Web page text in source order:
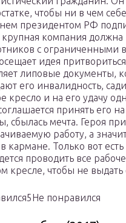
чтобы ни в чем
президентом РФ
крупная компания должна
с ограниченными
идея
липовые документы,
его инвалидность,
кресло и на его удачу
принять его на
сбылась мечта. Героя
работу, а
кармане. Только вот
проводить все
кресле, чтобы не выдать
понравился